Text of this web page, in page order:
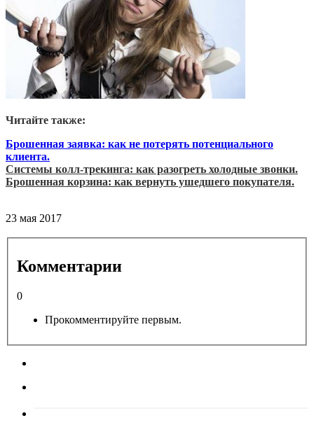
Читайте также:
Брошенная заявка: как не потерять потенциального
клиента.
Системы колл-трекинга: как разогреть холодные звонки.
Брошенная корзина: как вернуть ушедшего покупателя.
23 мая 2017
Комментарии
0
Прокомментируйте первым.